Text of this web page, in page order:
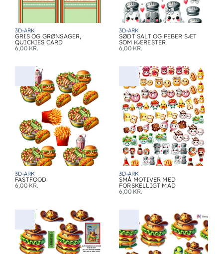
3D-ARK
GRIS OG GRØNSAGER,
QUICKIES CARD
6,00 KR.
3D-ARK
SØDT SALT OG PEBER SÆT
SOM KÆRESTER
6,00 KR.
3D-ARK
FASTFOOD
6,00 KR.
3D-ARK
SMÅ MOTIVER MED
FORSKELLIGT MAD
6,00 KR.